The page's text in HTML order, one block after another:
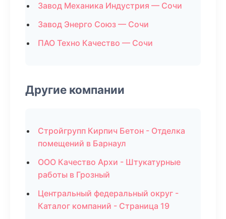
Завод Механика Индустрия — Сочи
Завод Энерго Союз — Сочи
ПАО Техно Качество — Сочи
Другие компании
Стройгрупп Кирпич Бетон - Отделка
помещений в Барнаул
ООО Качество Архи - Штукатурные
работы в Грозный
Центральный федеральный округ -
Каталог компаний - Страница 19